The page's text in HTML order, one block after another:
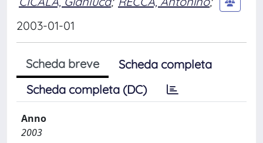
2003-01-01
Scheda breve
Scheda completa
Scheda completa (DC)
Anno
2003